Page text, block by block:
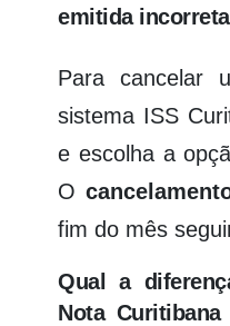
emitida
Para cancelar
sistema ISS
e escolha a
O
fim do mês
Qual a
Nota